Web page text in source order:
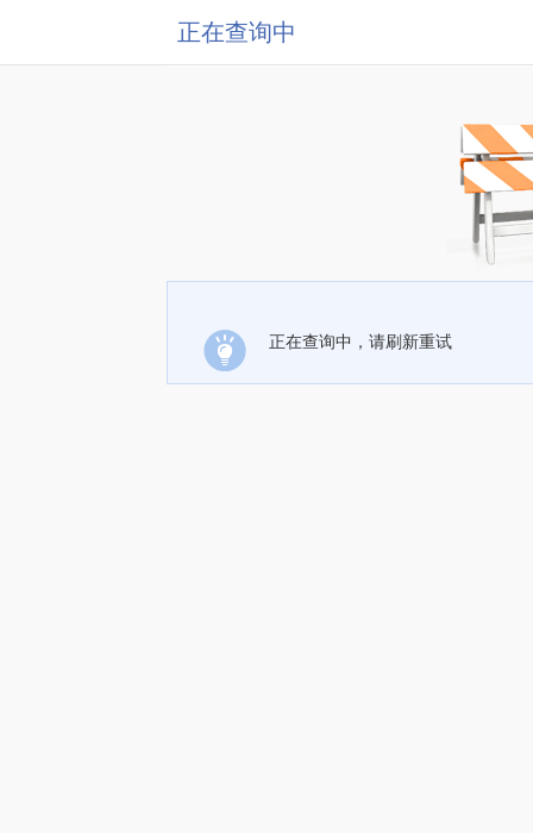
正在查询中
正在查询中，请刷新重试